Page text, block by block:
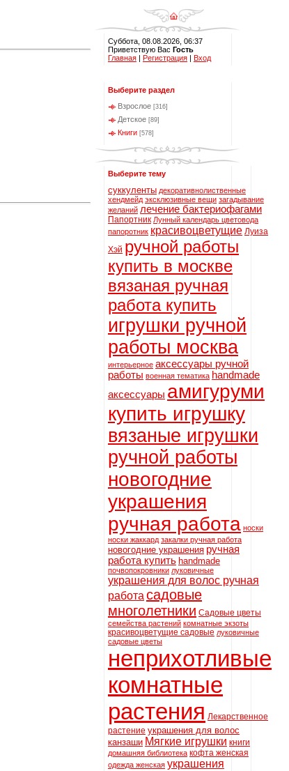
Суббота, 08.08.2026, 06:37
Приветствую Вас Гость
Главная | Регистрация | Вход
Выберите раздел
Взрослое [316]
Детское [89]
Книги [578]
Выберите тему
суккуленты декоративнолиственные
хендмейд эксклюзивные вещи загадывание
желаний лечение бактериофагами
Папортник Лунный календарь цветовода
папоротник красивоцветущие Луиза
Хэй ручной работы
купить в москве
вязаная ручная
работа купить
игрушки ручной
работы москва
интерьерное аксессуары ручной
работы военная тематика handmade
аксессуары амигуруми
купить игрушку
вязаные игрушки
ручной работы
новогодние
украшения
ручная работа носки
носки жаккард закалки ручная работа
новогодние украшения ручная
работа купить handmade
почвопокровники луковичные
украшения для волос ручная
работа садовые
многолетники Садовые цветы
семейства растений комнатные экзоты
красивоцветущие садовые луковичные
садовые цветы
неприхотливые
комнатные
растения Лекарственное
растение украшения для волос
канзаши Мягкие игрушки книги
домашняя библиотека кофта женская
одежда женская украшения